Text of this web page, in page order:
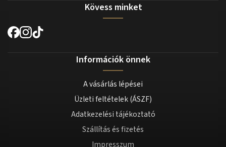
Kövess minket
Információk önnek
A vásárlás lépései
Üzleti feltételek (ÁSZF)
Adatkezelési tájékoztató
Szállítás és fizetés
Impresszum